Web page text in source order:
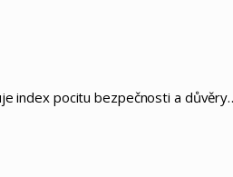
index pocitu bezpečnosti a